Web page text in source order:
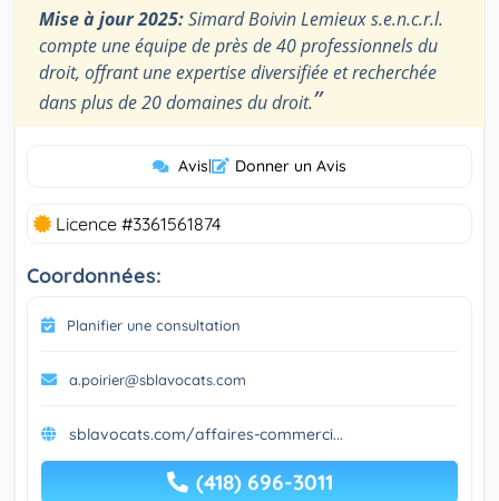
Mise à jour 2025:Simard Boivin Lemieux s.e.n.c.r.l.
compte une équipe de près de 40 professionnels du
droit, offrant une expertise diversifiée et recherchée
dans plus de 20 domaines du droit.”
Avis| Donner un Avis
Licence #3361561874
Coordonnées:
Planifier une consultation
a.poirier@sblavocats.com
sblavocats.com/affaires-commerci...
(418) 696-3011